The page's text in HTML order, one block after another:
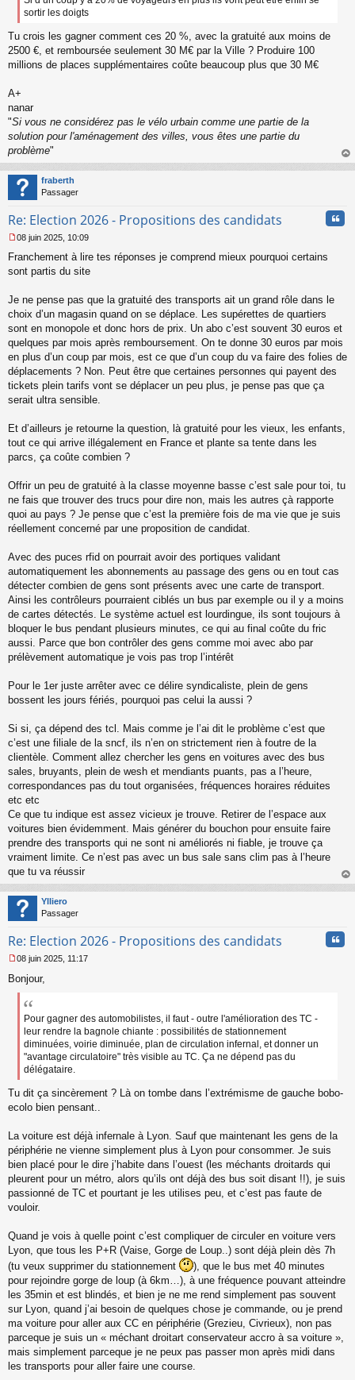
sortir les doigts
Tu crois les gagner comment ces 20 %, avec la gratuité aux moins de
2500 €, et remboursée seulement 30 M€ par la Ville ? Produire 100
millions de places supplémentaires coûte beaucoup plus que 30 M€
A+
nanar
"Si vous ne considérez pas le vélo urbain comme une partie de la
solution pour l'aménagement des villes, vous êtes une partie du
problème"
au
fraberth
Passager
Re: Election 2026 - Propositions des candidats
e
s
g
e
n
o
n
l
u
08 juin 2025, 10:09
Franchement à lire tes réponses je comprend mieux pourquoi certains
sont partis du site
Je ne pense pas que la gratuité des transports ait un grand rôle dans le
choix d’un magasin quand on se déplace. Les supérettes de quartiers
sont en monopole et donc hors de prix. Un abo c’est souvent 30 euros et
quelques par mois après remboursement. On te donne 30 euros par mois
en plus d’un coup par mois, est ce que d’un coup du va faire des folies de
déplacements ? Non. Peut être que certaines personnes qui payent des
tickets plein tarifs vont se déplacer un peu plus, je pense pas que ça
serait ultra sensible.
Et d’ailleurs je retourne la question, là gratuité pour les vieux, les enfants,
tout ce qui arrive illégalement en France et plante sa tente dans les
parcs, ça coûte combien ?
Offrir un peu de gratuité à la classe moyenne basse c’est sale pour toi, tu
ne fais que trouver des trucs pour dire non, mais les autres çà rapporte
quoi au pays ? Je pense que c’est la première fois de ma vie que je suis
réellement concerné par une proposition de candidat.
Avec des puces rfid on pourrait avoir des portiques validant
automatiquement les abonnements au passage des gens ou en tout cas
détecter combien de gens sont présents avec une carte de transport.
Ainsi les contrôleurs pourraient ciblés un bus par exemple ou il y a moins
de cartes détectés. Le système actuel est lourdingue, ils sont toujours à
bloquer le bus pendant plusieurs minutes, ce qui au final coûte du fric
aussi. Parce que bon contrôler des gens comme moi avec abo par
prélèvement automatique je vois pas trop l’intérêt
Pour le 1er juste arrêter avec ce délire syndicaliste, plein de gens
bossent les jours fériés, pourquoi pas celui la aussi ?
Si si, ça dépend des tcl. Mais comme je l’ai dit le problème c’est que
c’est une filiale de la sncf, ils n’en on strictement rien à foutre de la
clientèle. Comment allez chercher les gens en voitures avec des bus
sales, bruyants, plein de wesh et mendiants puants, pas a l’heure,
correspondances pas du tout organisées, fréquences horaires réduites
etc etc
Ce que tu indique est assez vicieux je trouve. Retirer de l’espace aux
voitures bien évidemment. Mais générer du bouchon pour ensuite faire
prendre des transports qui ne sont ni améliorés ni fiable, je trouve ça
vraiment limite. Ce n’est pas avec un bus sale sans clim pas à l’heure
que tu va réussir
au
Ylliero
Passager
Re: Election 2026 - Propositions des candidats
e
s
u
08 juin 2025, 11:17
Bonjour,
Pour gagner des automobilistes, il faut - outre l'amélioration des TC -
leur rendre la bagnole chiante : possibilités de stationnement
diminuées, voirie diminuée, plan de circulation infernal, et donner un
"avantage circulatoire" très visible au TC. Ça ne dépend pas du
délégataire.
Tu dit ça sincèrement ? Là on tombe dans l’extrémisme de gauche bobo-
ecolo bien pensant..
La voiture est déjà infernale à Lyon. Sauf que maintenant les gens de la
périphérie ne vienne simplement plus à Lyon pour consommer. Je suis
bien placé pour le dire j’habite dans l’ouest (les méchants droitards qui
pleurent pour un métro, alors qu’ils ont déjà des bus soit disant !!), je suis
passionné de TC et pourtant je les utilises peu, et c’est pas faute de
vouloir.
Quand je vois à quelle point c’est compliquer de circuler en voiture vers
Lyon, que tous les P+R (Vaise, Gorge de Loup..) sont déjà plein dès 7h
(tu veux supprimer du stationnement
), que le bus met 40 minutes
pour rejoindre gorge de loup (à 6km…), à une fréquence pouvant atteindre
les 35min et est blindés, et bien je ne me rend simplement pas souvent
sur Lyon, quand j’ai besoin de quelques chose je commande, ou je prend
ma voiture pour aller aux CC en périphérie (Grezieu, Civrieux), non pas
parceque je suis un « méchant droitart conservateur accro à sa voiture »,
mais simplement parceque je ne peux pas passer mon après midi dans
les transports pour aller faire une course.